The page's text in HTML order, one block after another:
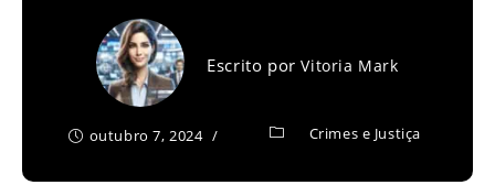
Escrito porVitoria Mark
outubro 7, 2024 Crimes e Justiça